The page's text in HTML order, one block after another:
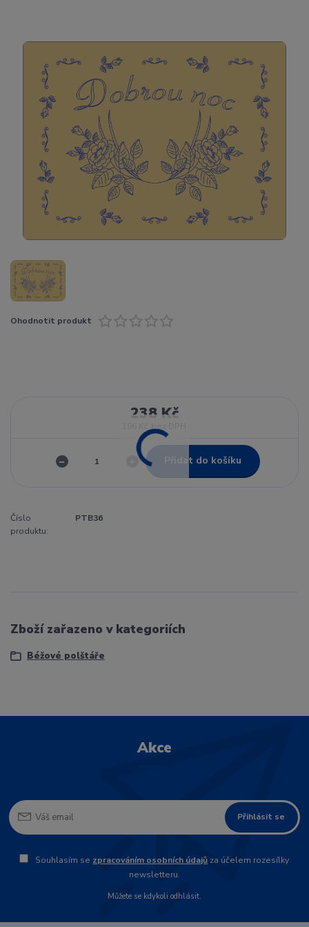
Ohodnotit produkt
238 Kč
bez DPH
Přidat do košíku
Číslo
produktu:
PTB36
Zboží zařazeno v kategoriích
Béžové polštáře
Akce
Přihlásit se
Souhlasím se zpracováním osobních údajů za účelem rozesílky
newsletteru.
Můžete se kdykoli odhlásit.